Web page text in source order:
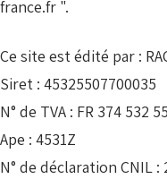
france.fr ".
Ce site est édité par :
Siret : 45325507700035
N° de TVA : FR 374 532
Ape : 4531Z
N° de déclaration CNIL :